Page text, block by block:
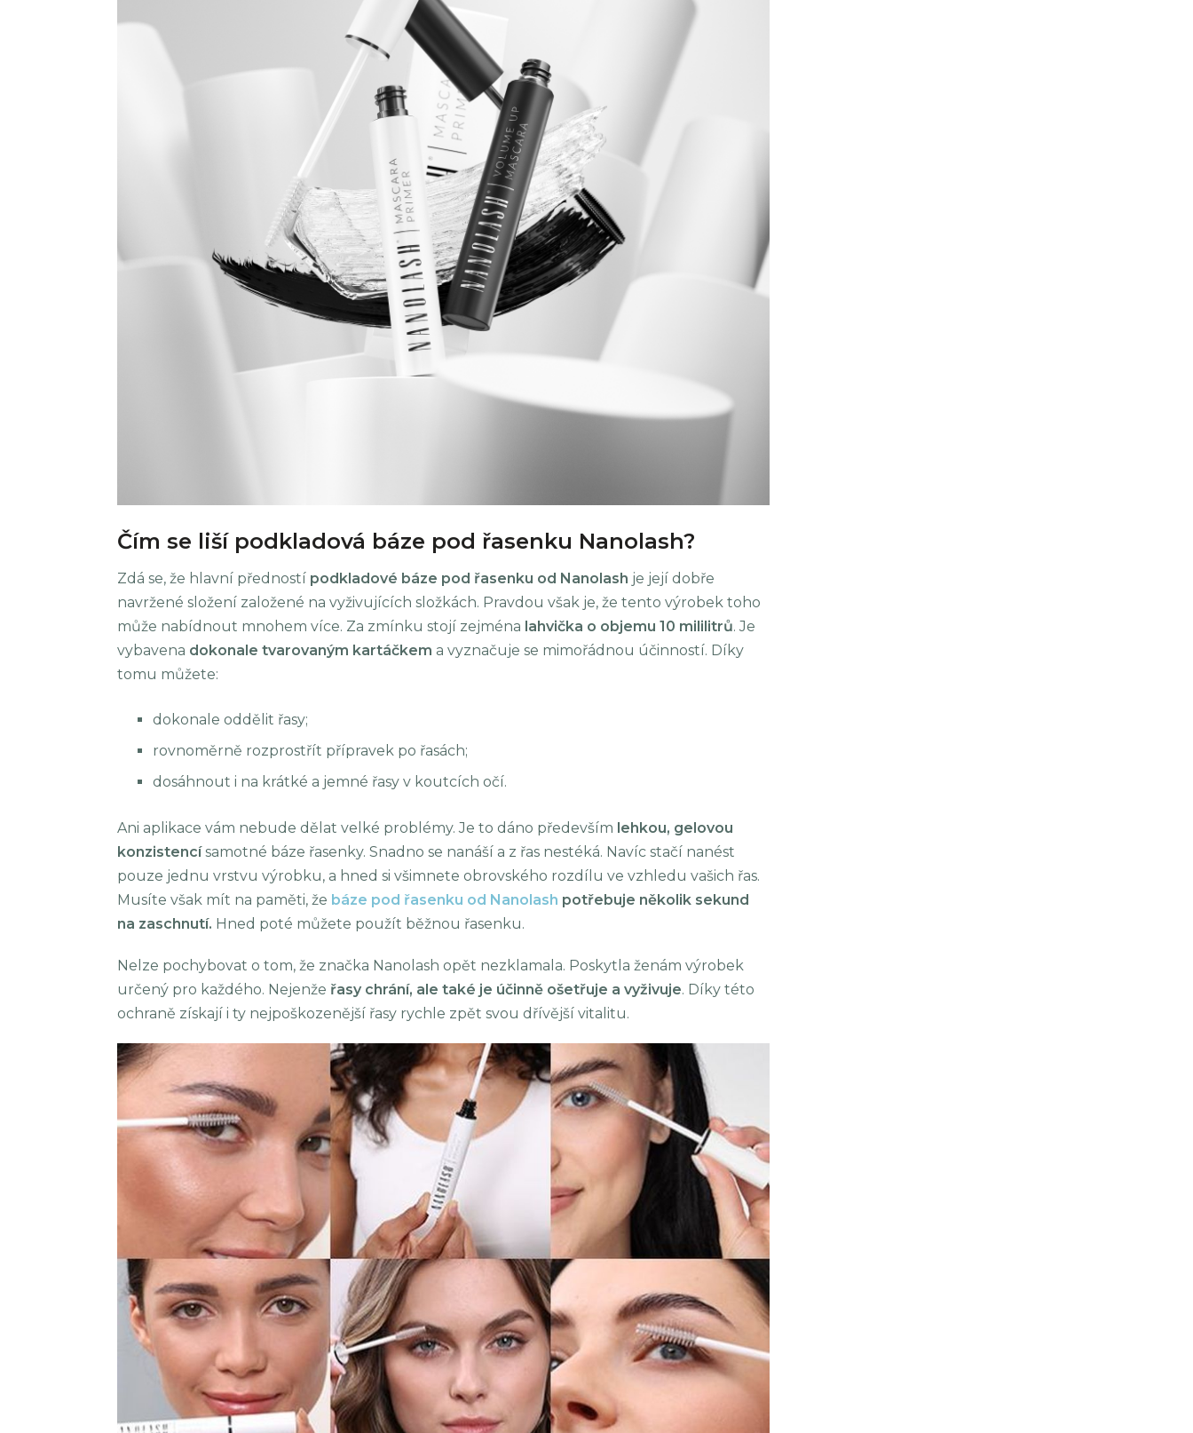
Čím se liší podkladová báze pod řasenku Nanolash?
Zdá se, že hlavní předností podkladové báze pod řasenku od Nanolash je její dobře
navržené složení založené na vyživujících složkách. Pravdou však je, že tento výrobek toho
může nabídnout mnohem více. Za zmínku stojí zejména lahvička o objemu 10 mililitrů. Je
vybavena dokonale tvarovaným kartáčkem a vyznačuje se mimořádnou účinností. Díky
tomu můžete:
dokonale oddělit řasy;
rovnoměrně rozprostřít přípravek po řasách;
dosáhnout i na krátké a jemné řasy v koutcích očí.
Ani aplikace vám nebude dělat velké problémy. Je to dáno především lehkou, gelovou
konzistencísamotné báze řasenky. Snadno se nanáší a z řas nestéká. Navíc stačí nanést
pouze jednu vrstvu výrobku, a hned si všimnete obrovského rozdílu ve vzhledu vašich řas.
Musíte však mít na paměti, že báze pod řasenku od Nanolash potřebuje několik sekund
na zaschnutí. Hned poté můžete použít běžnou řasenku.
Nelze pochybovat o tom, že značka Nanolash opět nezklamala. Poskytla ženám výrobek
určený pro každého. Nejenže řasy chrání, ale také je účinně ošetřuje a vyživuje. Díky této
ochraně získají i ty nejpoškozenější řasy rychle zpět svou dřívější vitalitu.